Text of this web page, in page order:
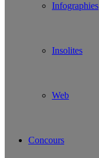
Infographies
Insolites
Web
Concours